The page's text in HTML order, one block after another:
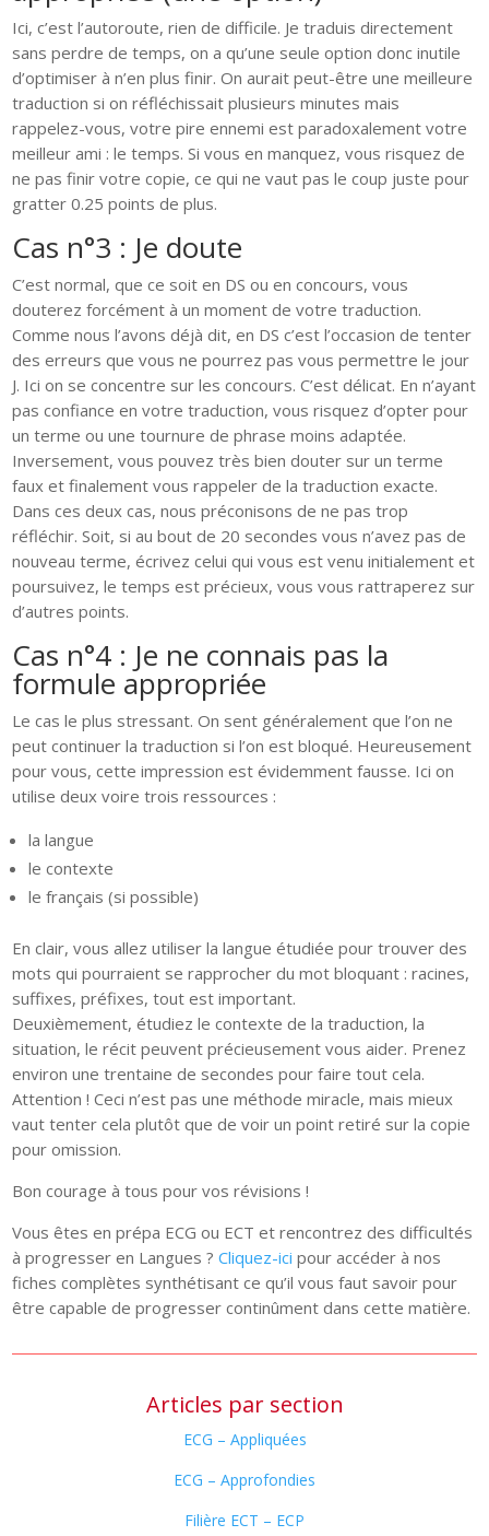
Ici, c’est l’autoroute, rien de difficile. Je traduis directement
sans perdre de temps, on a qu’une seule option donc inutile
d’optimiser à n’en plus finir. On aurait peut-être une meilleure
traduction si on réfléchissait plusieurs minutes mais
rappelez-vous, votre pire ennemi est paradoxalement votre
meilleur ami : le temps. Si vous en manquez, vous risquez de
ne pas finir votre copie, ce qui ne vaut pas le coup juste pour
gratter 0.25 points de plus.
Cas n°3 : Je doute
C’est normal, que ce soit en DS ou en concours, vous
douterez forcément à un moment de votre traduction.
Comme nous l’avons déjà dit, en DS c’est l’occasion de tenter
des erreurs que vous ne pourrez pas vous permettre le jour
J. Ici on se concentre sur les concours. C’est délicat. En n’ayant
pas confiance en votre traduction, vous risquez d’opter pour
un terme ou une tournure de phrase moins adaptée.
Inversement, vous pouvez très bien douter sur un terme
faux et finalement vous rappeler de la traduction exacte.
Dans ces deux cas, nous préconisons de ne pas trop
réfléchir. Soit, si au bout de 20 secondes vous n’avez pas de
nouveau terme, écrivez celui qui vous est venu initialement et
poursuivez, le temps est précieux, vous vous rattraperez sur
d’autres points.
Cas n°4 : Je ne connais pas la
formule appropriée
Le cas le plus stressant. On sent généralement que l’on ne
peut continuer la traduction si l’on est bloqué. Heureusement
pour vous, cette impression est évidemment fausse. Ici on
utilise deux voire trois ressources :
la langue
le contexte
le français (si possible)
En clair, vous allez utiliser la langue étudiée pour trouver des
mots qui pourraient se rapprocher du mot bloquant : racines,
suffixes, préfixes, tout est important.
Deuxièmement, étudiez le contexte de la traduction, la
situation, le récit peuvent précieusement vous aider. Prenez
environ une trentaine de secondes pour faire tout cela.
Attention ! Ceci n’est pas une méthode miracle, mais mieux
vaut tenter cela plutôt que de voir un point retiré sur la copie
pour omission.
Bon courage à tous pour vos révisions !
Vous êtes en prépa ECG ou ECT et rencontrez des difficultés
à progresser en Langues ?Cliquez-ici pour accéder à nos
fiches complètes synthétisant ce qu’il vous faut savoir pour
être capable de progresser continûment dans cette matière.
Articles par section
ECG – Appliquées
ECG – Approfondies
Filière ECT – ECP